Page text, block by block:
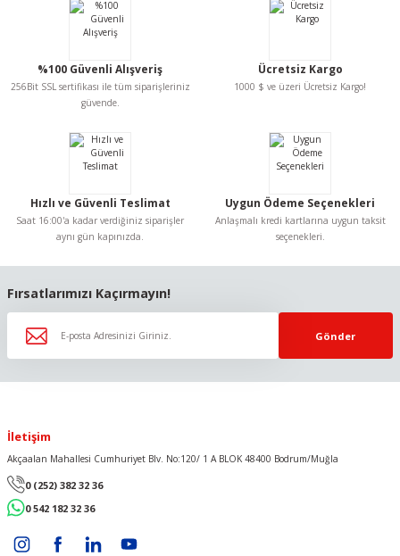
Görüş ve önerileriniz için teşekkür ederiz.
Ürün açıklamasında eksik bilgiler bulunuyor.
Ürün bilgilerinde hatalar bulunuyor.
Bu ürüne benzer farklı alternatifler olmalı.
%100 Güvenli Alışveriş
256Bit SSL sertifikası ile tüm siparişleriniz
güvende.
Ücretsiz Kargo
1000 $ ve üzeri Ücretsiz Kargo!
Hızlı ve Güvenli Teslimat
Saat 16:00'a kadar verdiğiniz siparişler
aynı gün kapınızda.
Uygun Ödeme Seçenekleri
Anlaşmalı kredi kartlarına uygun taksit
seçenekleri.
Fırsatlarımızı Kaçırmayın!
Gönder
İletişim
Akçaalan Mahallesi Cumhuriyet Blv. No:120/ 1 A BLOK 48400 Bodrum/Muğla
0 (252) 382 32 36
0 542 182 32 36